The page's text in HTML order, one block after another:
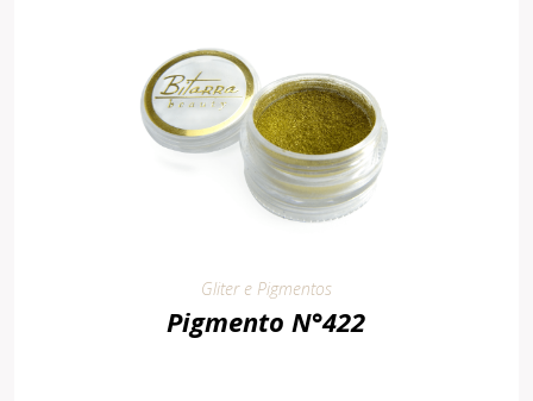
Gliter e Pigmentos
Pigmento N°422